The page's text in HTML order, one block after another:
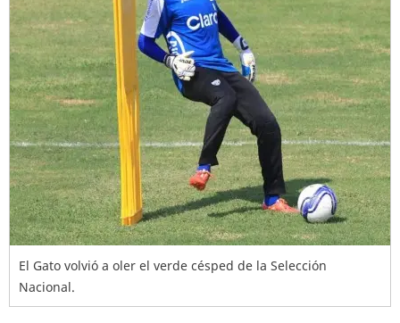
El Gato volvió a oler el verde césped de la Selección
Nacional.